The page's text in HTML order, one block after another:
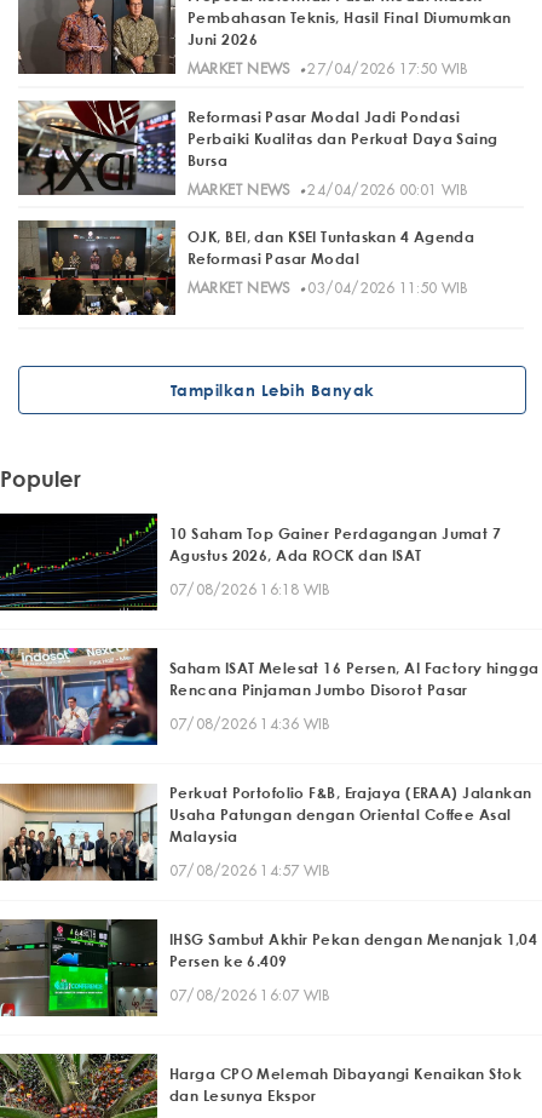
Pembahasan Teknis, Hasil Final Diumumkan
Juni 2026
MARKET NEWS· 27/04/2026 17:50 WIB
Reformasi Pasar Modal Jadi Pondasi
Perbaiki Kualitas dan Perkuat Daya Saing
Bursa
MARKET NEWS· 24/04/2026 00:01 WIB
OJK, BEI, dan KSEI Tuntaskan 4 Agenda
Reformasi Pasar Modal
MARKET NEWS· 03/04/2026 11:50 WIB
Tampilkan Lebih Banyak
Populer
10 Saham Top Gainer Perdagangan Jumat 7
Agustus 2026, Ada ROCK dan ISAT
07/08/2026 16:18 WIB
Saham ISAT Melesat 16 Persen, AI Factory hingga
Rencana Pinjaman Jumbo Disorot Pasar
07/08/2026 14:36 WIB
Perkuat Portofolio F&B, Erajaya (ERAA) Jalankan
Usaha Patungan dengan Oriental Coffee Asal
Malaysia
07/08/2026 14:57 WIB
IHSG Sambut Akhir Pekan dengan Menanjak 1,04
Persen ke 6.409
07/08/2026 16:07 WIB
Harga CPO Melemah Dibayangi Kenaikan Stok
dan Lesunya Ekspor